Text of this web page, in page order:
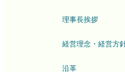
理事長挨拶
経営理念・経営方
沿革